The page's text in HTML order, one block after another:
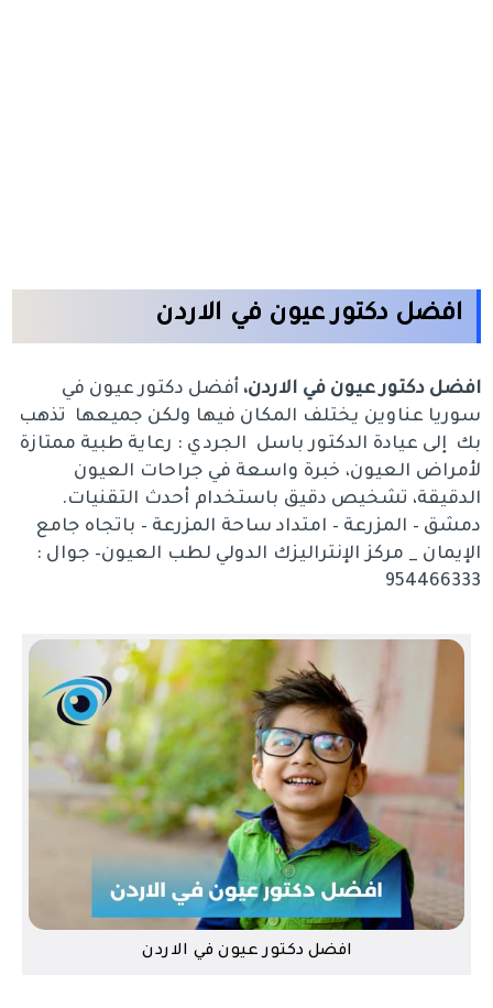
افضل دكتور عيون في الاردن
افضل دكتور عيون في الاردن، أفضل دكتور عيون في
سوريا عناوين يختلف المكان فيها ولكن جميعها تذهب
بك إلى عيادة الدكتور باسل الجردي : رعاية طبية ممتازة
لأمراض العيون، خبرة واسعة في جراحات العيون
الدقيقة، تشخيص دقيق باستخدام أحدث التقنيات.
دمشق – المزرعة – امتداد ساحة المزرعة – باتجاه جامع
الإيمان _ مركز الإنتراليزك الدولي لطب العيون– جوال :
954466333
افضل دكتور عيون في الاردن